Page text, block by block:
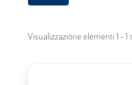
Visualizzazione elementi 1 - 1